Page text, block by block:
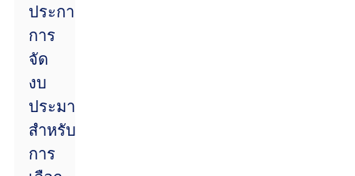
ประการ:
การ
จัด
งบ
ประมาณ
สำหรับ
การ